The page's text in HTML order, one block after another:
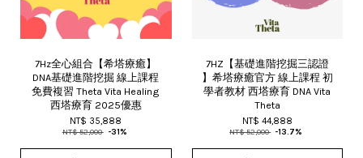
7Hz全心組合【希塔療癒】
DNA基礎進階挖掘 線上課程
免費複習 Theta Vita Healing
西塔療育 2025優惠
NT$ 35,888
NT$ 52,000 -31%
7HZ【基礎進階挖掘三認證
】希塔療癒官方 線上課程 初
學者教材 西塔療育 DNA Vita
Theta
NT$ 44,888
NT$ 52,000 -13.7%